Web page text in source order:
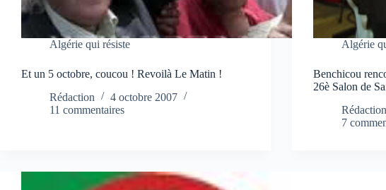
Algérie qui résiste
Et un 5 octobre, coucou ! Revoilà Le Matin !
Rédaction
4 octobre 2007
11 commentaires
Algérie
Benchicou
26è Salon de
Rédaction
7